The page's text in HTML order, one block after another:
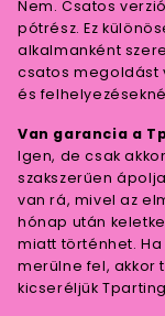
Nem. Csatos
pótrész. Ez
alkalmanként
csatos megoldást
és
Van garancia a
Igen, de csak
szakszerűen
van rá, mivel az
hónap után
miatt történhet.
merülne fel, akkor
kicseréljük